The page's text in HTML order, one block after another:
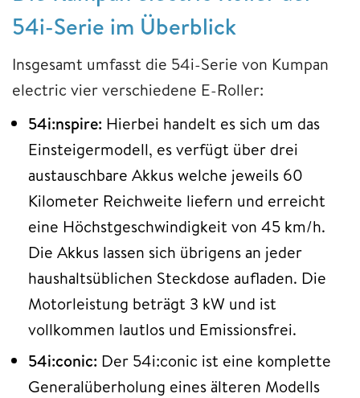
54i-Serie im Überblick
Insgesamt umfasst die 54i-Serie von Kumpan
electric vier verschiedene E-Roller:
54i:nspire: Hierbei handelt es sich um das
Einsteigermodell, es verfügt über drei
austauschbare Akkus welche jeweils 60
Kilometer Reichweite liefern und erreicht
eine Höchstgeschwindigkeit von 45 km/h.
Die Akkus lassen sich übrigens an jeder
haushaltsüblichen Steckdose aufladen. Die
Motorleistung beträgt 3 kW und ist
vollkommen lautlos und Emissionsfrei.
54i:conic: Der 54i:conic ist eine komplette
Generalüberholung eines älteren Modells